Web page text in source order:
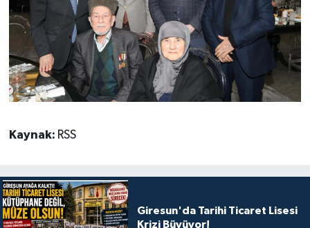
Kaynak: RSS
Giresun'da Tarihi Ticaret Lisesi
Krizi Büyüyor!